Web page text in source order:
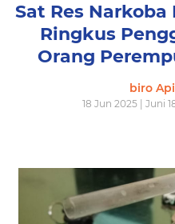
Sat Res
Ringkus
Orang
biro
18 Jun 2025 | Juni